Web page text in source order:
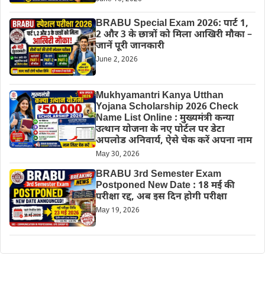
BRABU Special Exam 2026: पार्ट 1,
2 और 3 के छात्रों को मिला आखिरी मौका –
जानें पूरी जानकारी
June 2, 2026
Mukhyamantri Kanya Utthan
Yojana Scholarship 2026 Check
Name List Online : मुख्यमंत्री कन्या
उत्थान योजना के नए पोर्टल पर डेटा
अपलोड अनिवार्य, ऐसे चेक करें अपना नाम
May 30, 2026
BRABU 3rd Semester Exam
Postponed New Date : 18 मई की
परीक्षा रद्द, अब इस दिन होगी परीक्षा
May 19, 2026